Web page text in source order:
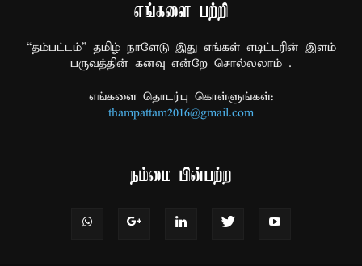
எங்களை பற்றி
“தம்பட்டம்” தமிழ் நாளேடு இது எங்கள் எடிட்டரின் இளம்
பருவத்தின் கனவு என்றே சொல்லலாம் .
எங்களை தொடர்பு கொள்ளுங்கள்:
thampattam2016@gmail.com
நம்மை பின்பற்ற